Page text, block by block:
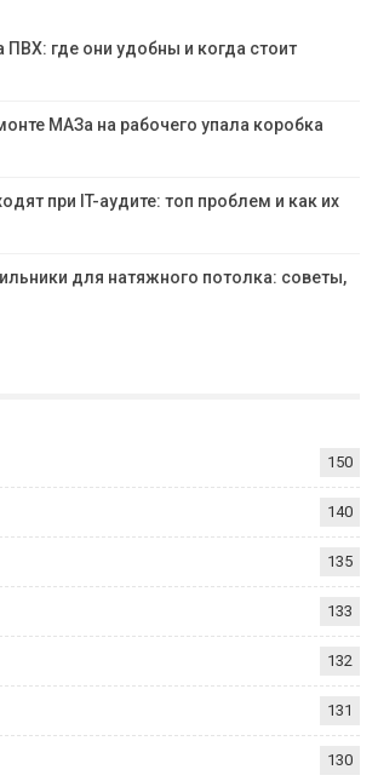
где они удобны и когда стоит
МАЗа на рабочего упала коробка
при IT-аудите: топ проблем и как их
для натяжного потолка: советы,
150
140
135
133
132
131
130